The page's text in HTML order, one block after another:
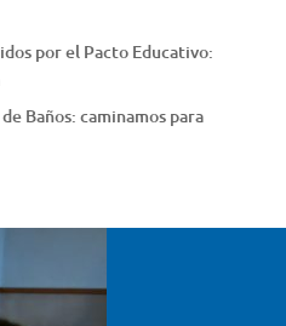
por el Pacto Educativo:
Baños: caminamos para